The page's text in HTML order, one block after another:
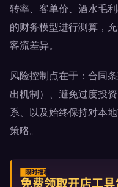
转率、客单价、酒水毛
的财务模型进行测算，
客流差异。
风险控制点在于：合同
出机制）、避免过度投
系、以及始终保持对本
策略。